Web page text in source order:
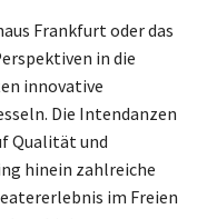
Frankfurt oder das
in die
innovative
Die Intendanzen
Qualität und
hinein zahlreiche
im Freien